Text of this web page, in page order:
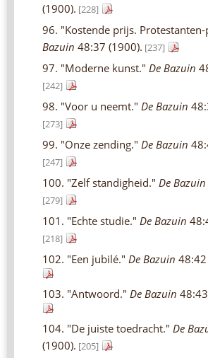
(1900). [228]
96. "Kostende prijs.
Bazuin 48:37 (1900). [237]
97. "Moderne kunst." De Bazuin
[242]
98. "Voor u neemt." De Bazuin
[273]
99. "Onze zending." De Bazuin
[247]
100. "Zelf standigheid." De Bazuin
[279]
101. "Echte studie." De Bazuin
[218]
102. "Een jubilé." De Bazuin
103. "Antwoord." De Bazuin
104. "De juiste toedracht." De
(1900). [205]